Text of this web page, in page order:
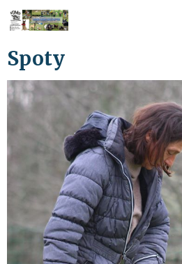
Spoty